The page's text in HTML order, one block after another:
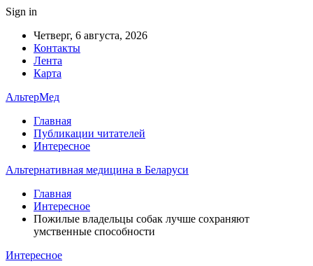
Sign in
Четверг, 6 августа, 2026
Контакты
Лента
Карта
АльтерМед
Главная
Публикации читателей
Интересное
Альтернативная медицина в Беларуси
Главная
Интересное
Пожилые владельцы собак лучше сохраняют
умственные способности
Интересное